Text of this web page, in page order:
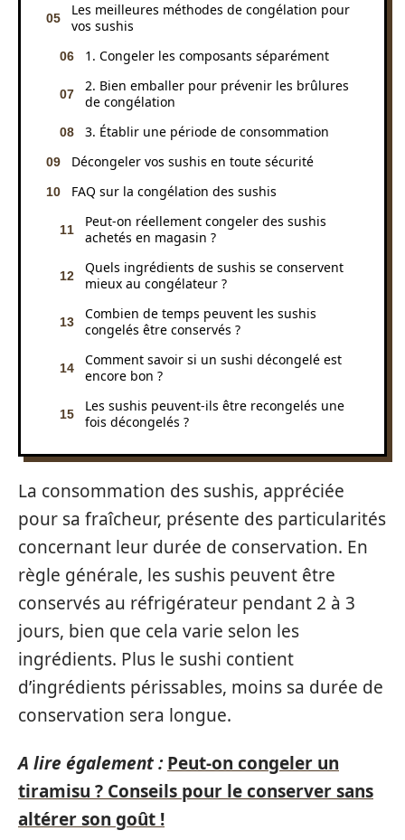
Les meilleures méthodes de congélation pour
vos sushis
1. Congeler les composants séparément
2. Bien emballer pour prévenir les brûlures
de congélation
3. Établir une période de consommation
Décongeler vos sushis en toute sécurité
FAQ sur la congélation des sushis
Peut-on réellement congeler des sushis
achetés en magasin ?
Quels ingrédients de sushis se conservent
mieux au congélateur ?
Combien de temps peuvent les sushis
congelés être conservés ?
Comment savoir si un sushi décongelé est
encore bon ?
Les sushis peuvent-ils être recongelés une
fois décongelés ?
La consommation des sushis, appréciée
pour sa fraîcheur, présente des particularités
concernant leur durée de conservation. En
règle générale, les sushis peuvent être
conservés au réfrigérateur pendant 2 à 3
jours, bien que cela varie selon les
ingrédients. Plus le sushi contient
d’ingrédients périssables, moins sa durée de
conservation sera longue.
A lire également : Peut-on congeler un
tiramisu ? Conseils pour le conserver sans
altérer son goût !